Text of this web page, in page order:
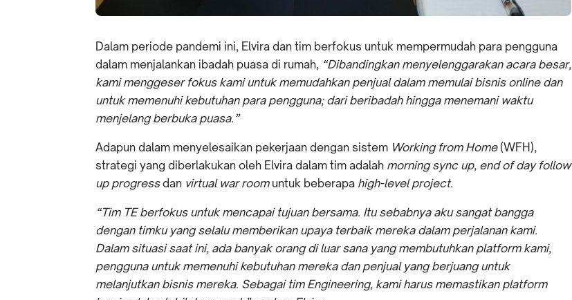
Dalam periode pandemi ini, Elvira dan tim berfokus untuk mempermudah para pengguna
dalam menjalankan ibadah puasa di rumah, “Dibandingkan menyelenggarakan acara besar,
kami menggeser fokus kami untuk memudahkan penjual dalam memulai bisnis online dan
untuk memenuhi kebutuhan para pengguna; dari beribadah hingga menemani waktu
menjelang berbuka puasa.”
Adapun dalam menyelesaikan pekerjaan dengan sistem Working from Home (WFH),
strategi yang diberlakukan oleh Elvira dalam tim adalah morning sync up, end of day follow
up progressdan virtual war room untuk beberapa high-level project.
“Tim TE berfokus untuk mencapai tujuan bersama. Itu sebabnya aku sangat bangga
dengan timku yang selalu memberikan upaya terbaik mereka dalam perjalanan kami.
Dalam situasi saat ini, ada banyak orang di luar sana yang membutuhkan platform kami,
pengguna untuk memenuhi kebutuhan mereka dan penjual yang berjuang untuk
melanjutkan bisnis mereka. Sebagai tim Engineering, kami harus memastikan platform